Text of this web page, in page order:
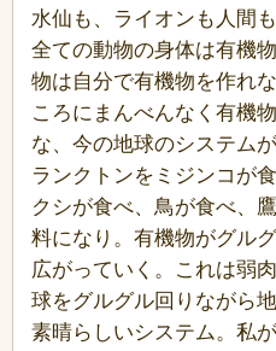
水仙も、ライオンも人間
全ての動物の身体は有機
物は自分で有機物を作れ
ころにまんべんなく有機
な、今の地球のシステム
ランクトンをミジンコが
クシが食べ、鳥が食べ、
料になり。有機物がグル
広がっていく。これは弱
球をグルグル回りながら
素晴らしいシステム。私